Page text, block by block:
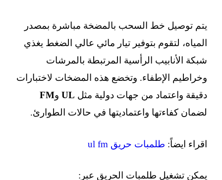
يتم توصيل خط السحب بالمضخة مباشرة بمصدر
المياه، لتقوم بتوفير تيار مائي عالي الضغط يغذي
شبكة الأنابيب الرأسية المرتبطة بالمرشات
وخراطيم الإطفاء. وتخضع هذه المضخات لاختبارات
دقيقة واعتماد من جهات دولية مثل UL وFM
لضمان كفاءتها واعتماديتها في حالات الطوارئ.
اقراء ايضاً: طلمبات حريق ul fm
يمكن تشغيل طلمبات الحريق عبر: